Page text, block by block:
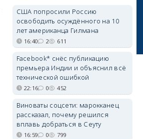
США попросили Россию
освободить осуждённого на 10
лет американца Гилмана
16:40 2 611
Facebook* снёс публикацию
премьера Индии и объяснил всё
технической ошибкой
22:16 0 452
Виноваты соцсети: марокканец
рассказал, почему решился
вплавь добраться в Сеуту
16:59 0 799